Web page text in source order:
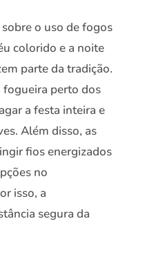
o uso de fogos
colorido e a noite
parte da tradição.
fogueira perto dos
a festa inteira e
Além disso, as
fios energizados
no
isso, a
segura da